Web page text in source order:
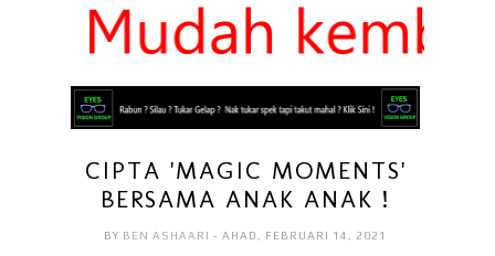
CIPTA 'MAGIC MOMENTS'
BERSAMA ANAK ANAK !
BY BEN ASHAARI- AHAD, FEBRUARI 14, 2021